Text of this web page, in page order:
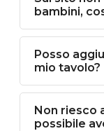
bambini,
Posso
mio tavolo?
Non riesco
possibile